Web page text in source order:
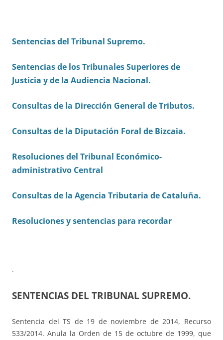
Sentencias del Tribunal Supremo.
Sentencias de los Tribunales Superiores de
Justicia y de la Audiencia Nacional.
Consultas de la Dirección General de Tributos.
Consultas de la Diputación Foral de Bizcaia.
Resoluciones del Tribunal Económico-
administrativo Central
Consultas de la Agencia Tributaria de Cataluña.
Resoluciones y sentencias para recordar
.
SENTENCIAS DEL TRIBUNAL SUPREMO.
Sentencia del TS de 19 de noviembre de 2014, Recurso
533/2014. Anula la Orden de 15 de octubre de 1999, que